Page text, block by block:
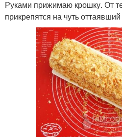
Руками прижимаю крошку. От
прикрепятся на чуть